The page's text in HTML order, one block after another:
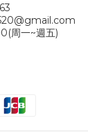
周一~週五)